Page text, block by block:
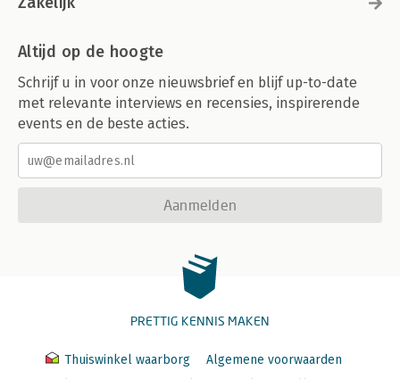
Altijd op de hoogte
Schrijf u in voor onze nieuwsbrief en blijf up-to-date
met relevante interviews en recensies, inspirerende
events en de beste acties.
Aanmelden
PRETTIG KENNIS MAKEN
Thuiswinkel waarborg
Algemene voorwaarden